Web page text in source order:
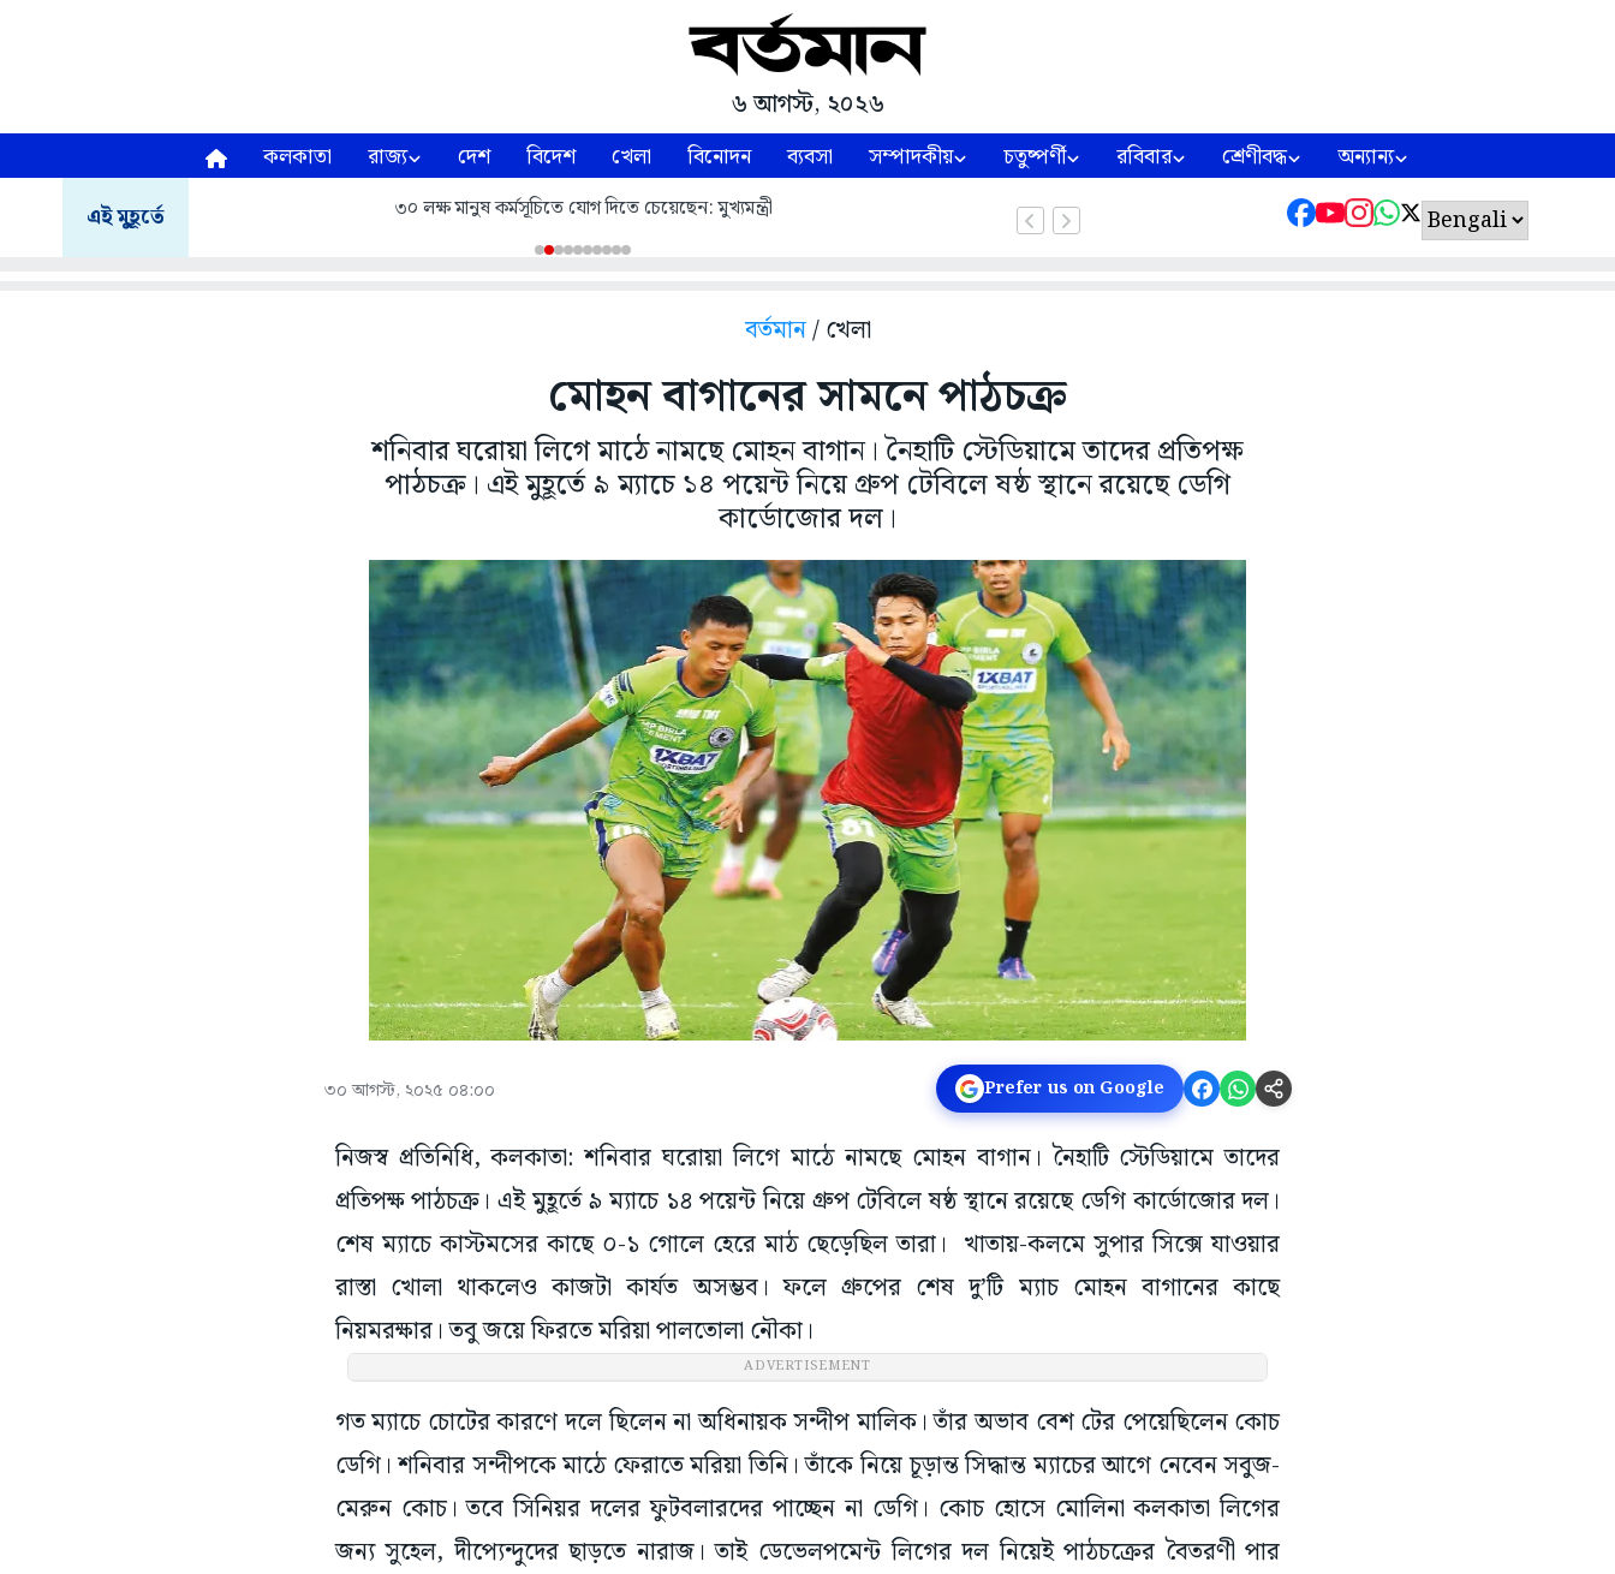
৬ আগস্ট, ২০২৬
কলকাতা রাজ্য দেশ বিদেশ খেলা বিনোদন ব্যবসা সম্পাদকীয় চতুষ্পর্ণী রবিবার শ্রেণীবদ্ধ অন্যান্য
এই মুহূর্তে ৩০ লক্ষ মানুষ কর্মসূচিতে যোগ দিতে চেয়েছেন: মুখ্যমন্ত্রী
বর্তমান/ খেলা
মোহন বাগানের সামনে পাঠচক্র
শনিবার ঘরোয়া লিগে মাঠে নামছে মোহন বাগান। নৈহাটি স্টেডিয়ামে তাদের প্রতিপক্ষ
পাঠচক্র। এই মুহূর্তে ৯ ম্যাচে ১৪ পয়েন্ট নিয়ে গ্রুপ টেবিলে ষষ্ঠ স্থানে রয়েছে ডেগি
কার্ডোজোর দল।
৩০ আগস্ট, ২০২৫ ০৪:০০ Prefer us on Google
নিজস্ব প্রতিনিধি, কলকাতা: শনিবার ঘরোয়া লিগে মাঠে নামছে মোহন বাগান। নৈহাটি স্টেডিয়ামে তাদের
প্রতিপক্ষ পাঠচক্র। এই মুহূর্তে ৯ ম্যাচে ১৪ পয়েন্ট নিয়ে গ্রুপ টেবিলে ষষ্ঠ স্থানে রয়েছে ডেগি কার্ডোজোর দল।
শেষ ম্যাচে কাস্টমসের কাছে ০-১ গোলে হেরে মাঠ ছেড়েছিল তারা। খাতায়-কলমে সুপার সিক্সে যাওয়ার
রাস্তা খোলা থাকলেও কাজটা কার্যত অসম্ভব। ফলে গ্রুপের শেষ দু’টি ম্যাচ মোহন বাগানের কাছে
নিয়মরক্ষার। তবু জয়ে ফিরতে মরিয়া পালতোলা নৌকা।
ADVERTISEMENT
গত ম্যাচে চোটের কারণে দলে ছিলেন না অধিনায়ক সন্দীপ মালিক। তাঁর অভাব বেশ টের পেয়েছিলেন কোচ
ডেগি। শনিবার সন্দীপকে মাঠে ফেরাতে মরিয়া তিনি। তাঁকে নিয়ে চূড়ান্ত সিদ্ধান্ত ম্যাচের আগে নেবেন সবুজ-
মেরুন কোচ। তবে সিনিয়র দলের ফুটবলারদের পাচ্ছেন না ডেগি। কোচ হোসে মোলিনা কলকাতা লিগের
জন্য সুহেল, দীপ্যেন্দুদের ছাড়তে নারাজ। তাই ডেভেলপমেন্ট লিগের দল নিয়েই পাঠচক্রের বৈতরণী পার